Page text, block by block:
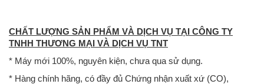
CHẤT LƯỢNG SẢN PHẨM VÀ DỊCH VỤ TẠI CÔNG TY
TNHH THƯƠNG MẠI VÀ DỊCH VỤ TNT
* Máy mới 100%, nguyên kiện, chưa qua sử dụng.
* Hàng chính hãng, có đầy đủ Chứng nhận xuất xứ (CO),